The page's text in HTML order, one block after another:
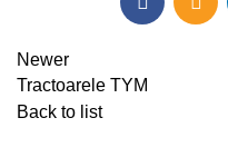
Newer
Tractoarele TYM
Back to list